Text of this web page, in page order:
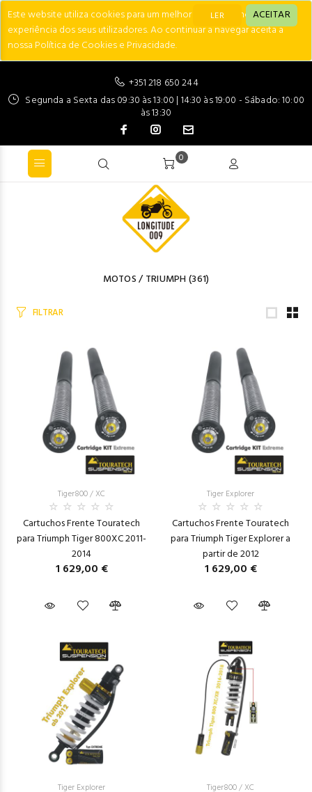
Este website utiliza cookies para um melhor desempenho e
experiência dos seus utilizadores. Ao continuar a navegar aceita a
nossa Política de Cookies e Privacidade.
LER ACEITAR
+351 218 650 244
Segunda a Sexta das 09:30 às 13:00 | 14:30 às 19:00 - Sábado: 10:00
às 13:30
0
MOTOS/TRIUMPH(361)
FILTRAR
Tiger800 / XC
Cartuchos Frente Touratech
para Triumph Tiger 800XC 2011-
2014
1 629,00 €
Tiger Explorer
Cartuchos Frente Touratech
para Triumph Tiger Explorer a
partir de 2012
1 629,00 €
Tiger Explorer Tiger800 / XC